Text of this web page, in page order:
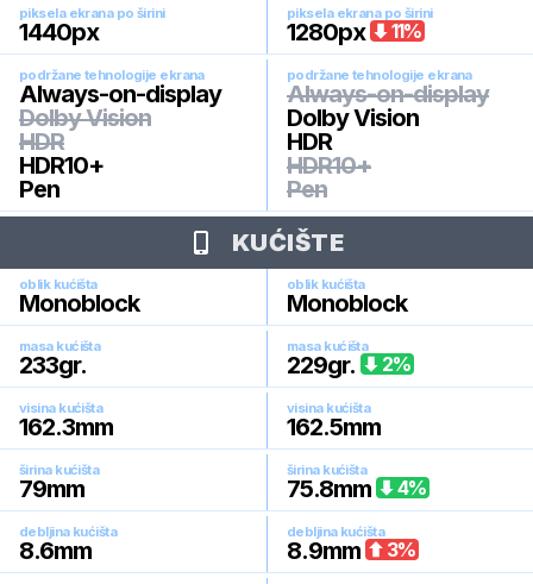
piksela ekrana po širini
1440px
piksela ekrana po širini
1280px 11%
podržane tehnologije ekrana
Always-on-display
Dolby Vision
HDR
HDR10+
Pen
podržane tehnologije ekrana
Always-on-display
Dolby Vision
HDR
HDR10+
Pen
KUĆIŠTE
oblik kućišta
Monoblock
oblik kućišta
Monoblock
masa kućišta
233gr.
masa kućišta
229gr. 2%
visina kućišta
162.3mm
visina kućišta
162.5mm
širina kućišta
79mm
širina kućišta
75.8mm 4%
debljina kućišta
8.6mm
debljina kućišta
8.9mm 3%